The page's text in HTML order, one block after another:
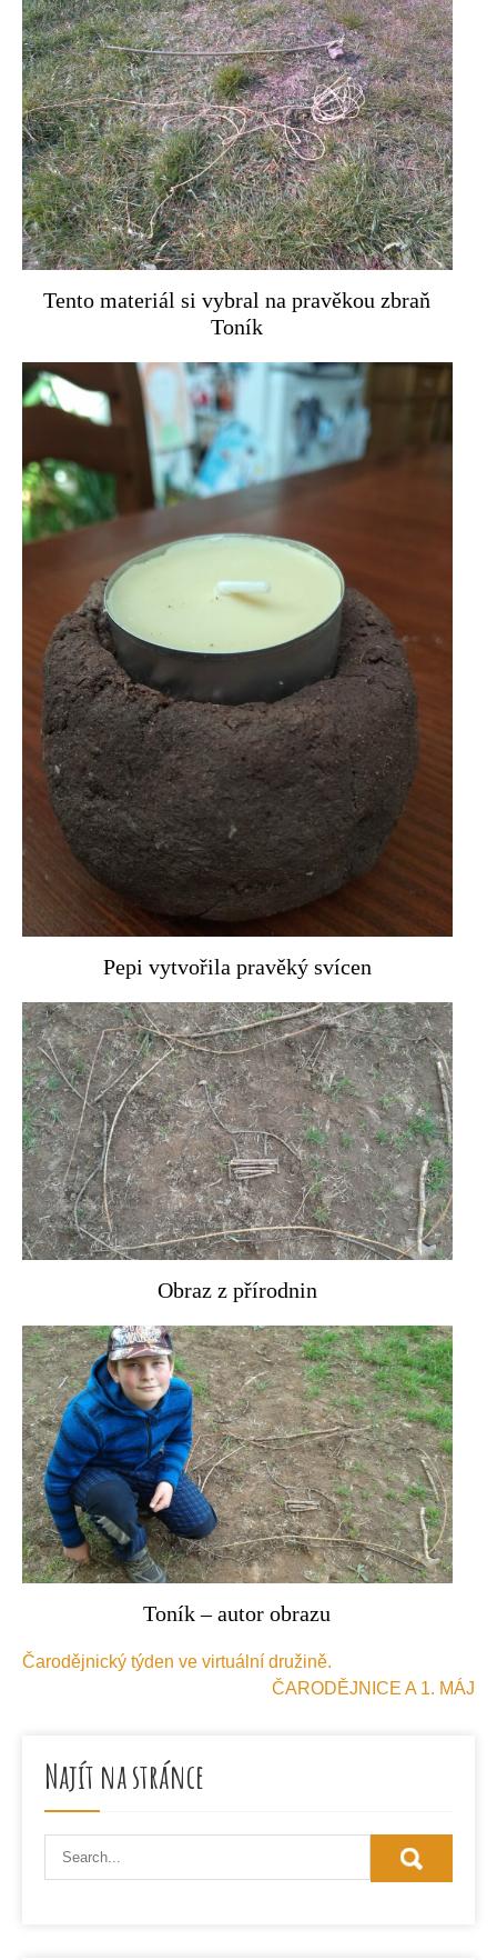
Tento materiál si vybral na pravěkou zbraň
Toník
Pepi vytvořila pravěký svícen
Obraz z přírodnin
Toník – autor obrazu
Navigace
Čarodějnický týden ve virtuální družině.
ČARODĚJNICE A 1. MÁJ
Najít na stránce